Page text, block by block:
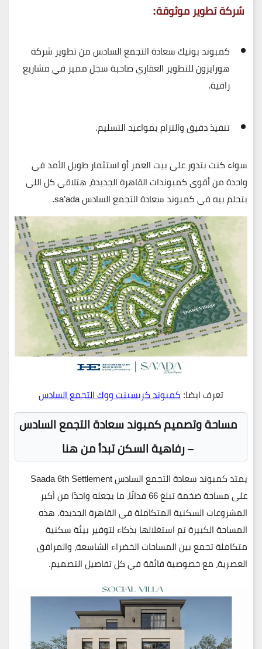
شركة تطوير موثوقة:
كمبوند بوتيك سعادة التجمع السادس من تطوير شركة
هورايزون للتطوير العقاريصاحبة سجل مميز في مشاريع
راقية.
تنفيذ دقيق والتزام بمواعيد التسليم.
سواء كنت بتدور على بيت العمر أو استثمار طويل الأمد في
واحدة منأقوى كمبوندات القاهرة الجديدة، هتلاقي كل اللي
بتحلم بيه في كمبوند سعادة التجمع السادس sa’ada.
تعرف ايضا:كمبوند كريسينت ووك التجمع السادس
مساحة وتصميم كمبوند سعادة التجمع السادس
– رفاهية السكن تبدأ من هنا
يمتدكمبوند سعادة التجمع السادس Saada 6th Settlement
على مساحة ضخمة تبلغ66 فدانًا
، ما يجعله واحدًا من أكبر
المشروعات السكنية المتكاملة فيالقاهرة الجديدة. هذه
المساحة الكبيرة تم استغلالها بذكاء لتوفير بيئة سكنية
متكاملة تجمع بين المساحات الخضراء الشاسعة، والمرافق
العصرية، مع خصوصية فائقة في كل تفاصيل التصميم.